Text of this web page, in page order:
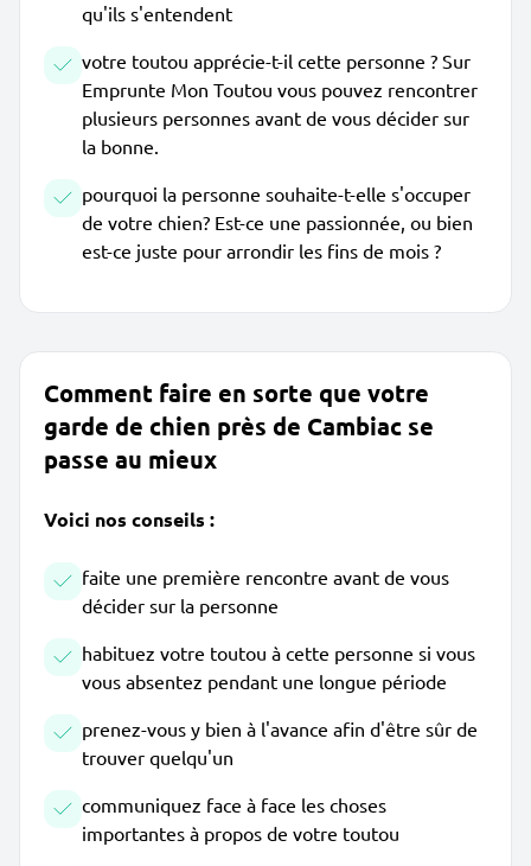
qu'ils s'entendent
votre toutou apprécie-t-il cette personne ? Sur
Emprunte Mon Toutou vous pouvez rencontrer
plusieurs personnes avant de vous décider sur
la bonne.
pourquoi la personne souhaite-t-elle s'occuper
de votre chien? Est-ce une passionnée, ou bien
est-ce juste pour arrondir les fins de mois ?
Comment faire en sorte que votre
garde de chien près de Cambiac se
passe au mieux
Voici nos conseils :
faite une première rencontre avant de vous
décider sur la personne
habituez votre toutou à cette personne si vous
vous absentez pendant une longue période
prenez-vous y bien à l'avance afin d'être sûr de
trouver quelqu'un
communiquez face à face les choses
importantes à propos de votre toutou